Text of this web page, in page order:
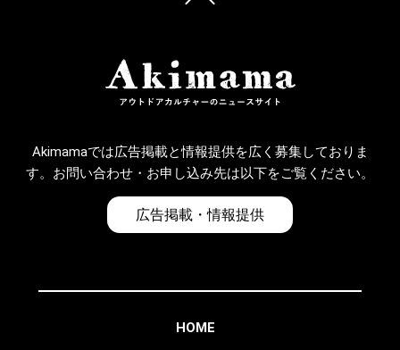
Akimamaでは広告掲載と情報提供を広く募集しておりま
す。お問い合わせ・お申し込み先は以下をご覧ください。
広告掲載・情報提供
HOME